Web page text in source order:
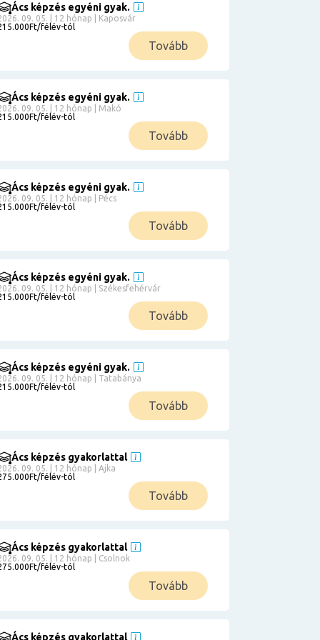
Ács képzés egyéni gyak.
09. 05. | 12 hónap | Kaposvár
félév-tól
Tovább
Ács képzés egyéni gyak.
09. 05. | 12 hónap | Makó
félév-tól
Tovább
Ács képzés egyéni gyak.
09. 05. | 12 hónap | Pécs
félév-tól
Tovább
Ács képzés egyéni gyak.
09. 05. | 12 hónap | Székesfehérvár
félév-tól
Tovább
Ács képzés egyéni gyak.
09. 05. | 12 hónap | Tatabánya
félév-tól
Tovább
Ács képzés gyakorlattal
09. 05. | 12 hónap | Ajka
félév-tól
Tovább
Ács képzés gyakorlattal
09. 05. | 12 hónap | Csolnok
félév-tól
Tovább
Ács képzés gyakorlattal